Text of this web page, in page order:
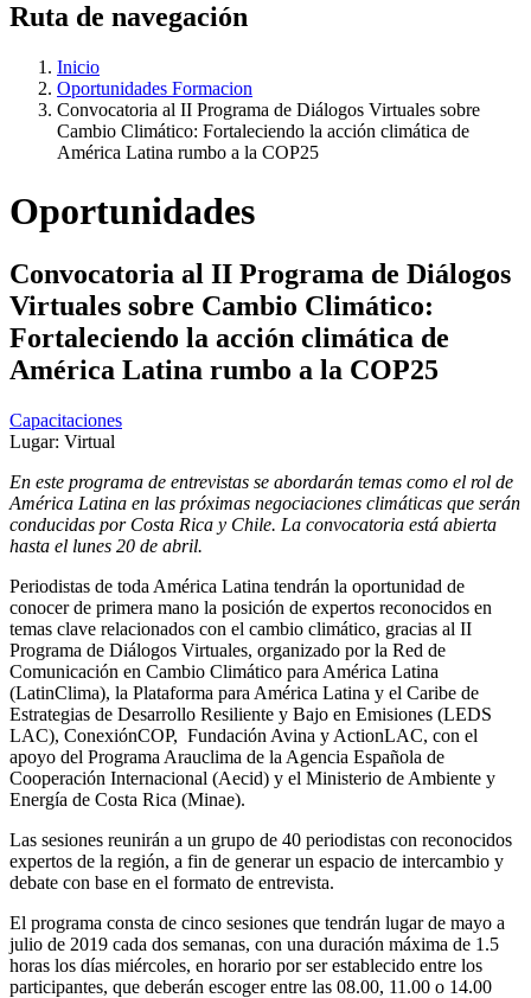
Ruta de navegación
Inicio
Oportunidades Formacion
Convocatoria al II Programa de Diálogos Virtuales sobre
Cambio Climático: Fortaleciendo la acción climática de
América Latina rumbo a la COP25
Oportunidades
Convocatoria al II Programa de Diálogos
Virtuales sobre Cambio Climático:
Fortaleciendo la acción climática de
América Latina rumbo a la COP25
Capacitaciones
Lugar: Virtual
En este programa de entrevistas se abordarán temas como el rol de
América Latina en las próximas negociaciones climáticas que serán
conducidas por Costa Rica y Chile. La convocatoria está abierta
hasta el lunes 20 de abril.
Periodistas de toda América Latina tendrán la oportunidad de
conocer de primera mano la posición de expertos reconocidos en
temas clave relacionados con el cambio climático, gracias al II
Programa de Diálogos Virtuales, organizado por la Red de
Comunicación en Cambio Climático para América Latina
(LatinClima), la Plataforma para América Latina y el Caribe de
Estrategias de Desarrollo Resiliente y Bajo en Emisiones (LEDS
LAC), ConexiónCOP, Fundación Avina y ActionLAC, con el
apoyo del Programa Arauclima de la Agencia Española de
Cooperación Internacional (Aecid) y el Ministerio de Ambiente y
Energía de Costa Rica (Minae).
Las sesiones reunirán a un grupo de 40 periodistas con reconocidos
expertos de la región, a fin de generar un espacio de intercambio y
debate con base en el formato de entrevista.
El programa consta de cinco sesiones que tendrán lugar de mayo a
julio de 2019 cada dos semanas, con una duración máxima de 1.5
horas los días miércoles, en horario por ser establecido entre los
participantes, que deberán escoger entre las 08.00, 11.00 o 14.00